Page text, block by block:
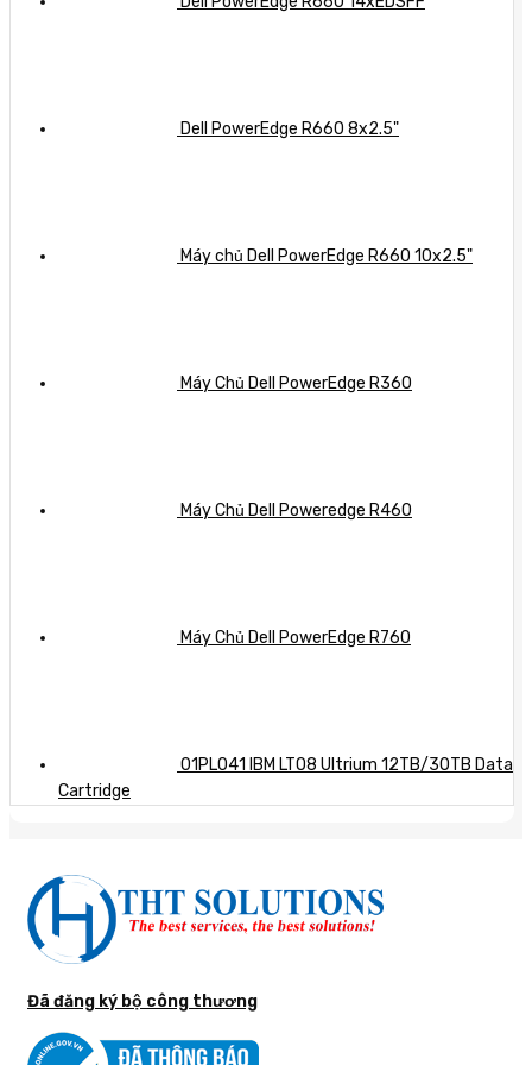
Dell PowerEdge R660 8x2.5"
Máy chủ Dell PowerEdge R660 10x2.5"
Máy Chủ Dell PowerEdge R360
Máy Chủ Dell Poweredge R460
Máy Chủ Dell PowerEdge R760
01PL041 IBM LTO8 Ultrium 12TB/30TB Data
Cartridge
Đã đăng ký bộ công thương